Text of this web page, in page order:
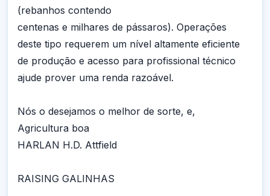
(rebanhos contendo
centenas e milhares de pássaros). Operações
deste tipo requerem um nível altamente eficiente
de produção e acesso para profissional técnico
ajude prover uma renda razoável.
Nós o desejamos o melhor de sorte, e,
Agricultura boa
HARLAN H.D. Attfield
RAISING GALINHAS